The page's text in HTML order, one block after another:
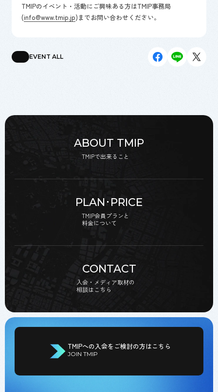
TMIPのイベント・活動にご興味ある方はTMIP事務局
(info@www.tmip.jp)までお問い合わせください。
EVENT ALL
ABOUT TMIP
TMIPで出来ること
PLAN･PRICE
TMIP会員プランと
料金について
CONTACT
入会・メディア取材の
相談はこちら
TMIPへの入会をご検討の方はこちら
JOIN TMIP